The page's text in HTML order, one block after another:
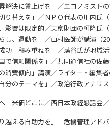
決に賃上げを」／エコノミスト
替えを」／ＮＰＯ代表の川内氏
響は限定的／東京財団の柯隆氏
、運動を」／山村医師が講演（
功 積み重ねを」／藻谷氏が地域
信頼関係を」／共同通信社の佐
費傾向」講演／ライター・編集
のテーマを」／政治行政アナリ
米価どこに／西日本政経懇話会／
える自助力を」 危機管理アド